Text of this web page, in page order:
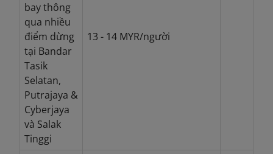
bay thông
qua nhiều
điểm dừng
tại Bandar
Tasik
Selatan,
Putrajaya &
Cyberjaya
và Salak
Tinggi
13 - 14 MYR/người